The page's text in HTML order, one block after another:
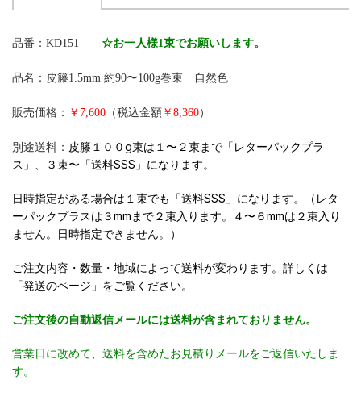
品番：KD151 ☆お一人様1束でお願いします。
品名：皮籐1.5mm 約90〜100g巻束 自然色
販売価格： ￥7,600 （税込金額 ￥8,360）
別途送料： 皮籐１００g束は１〜２束まで「レターパックプラ
ス」、３束〜「送料SSS」になります。
日時指定がある場合は１束でも「送料SSS」になります。（レタ
ーパックプラスは３mmまで２束入ります。４〜６mmは２束入り
ません。日時指定できません。）
ご注文内容・数量・地域によって送料が変わります。詳しくは
「発送のページ 」をご覧ください。
ご注文後の自動返信メールには送料が含まれておりません。
営業日に改めて、送料を含めたお見積りメールをご返信いたしま
す。